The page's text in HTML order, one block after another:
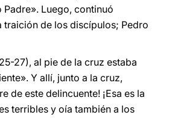
Luego, continuó
traición de los discípulos; Pedro
27), al pie de la cruz estaba
Y allí, junto a la cruz,
de este delincuente! ¡Esa es la
terribles y oía también a los